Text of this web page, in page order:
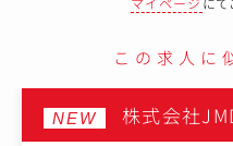
この求人に
NEW 株式会社